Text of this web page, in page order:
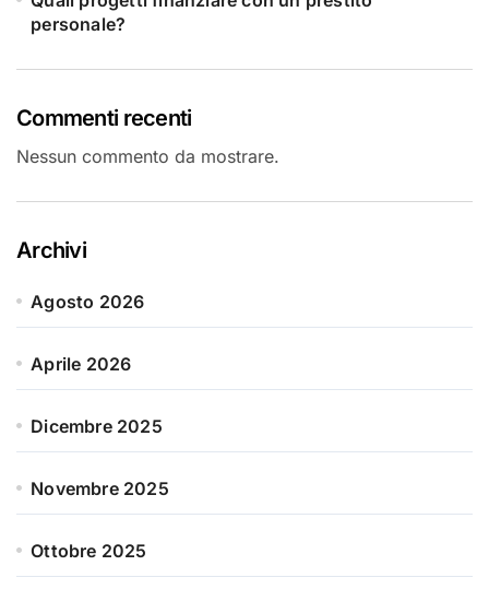
personale?
Commenti recenti
Nessun commento da mostrare.
Archivi
Agosto 2026
Aprile 2026
Dicembre 2025
Novembre 2025
Ottobre 2025